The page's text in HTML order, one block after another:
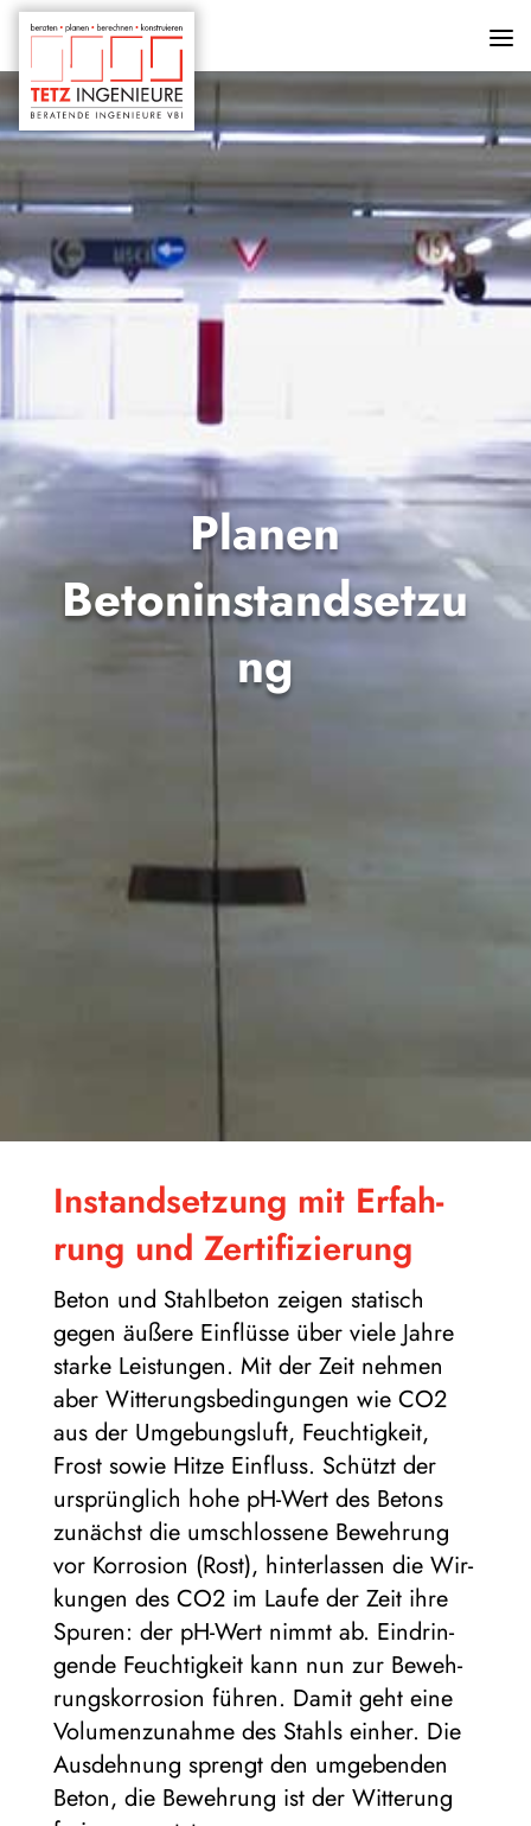
Pla­nen
Betoninstandsetzu
ng
Instand­set­zung mit Erfah­
rung und Zertifizierung
Beton und Stahl­be­ton zei­gen sta­tisch
gegen äußere Ein­flüsse über viele Jahre
starke Leis­tun­gen. Mit der Zeit neh­men
aber Wit­te­rungs­be­din­gun­gen wie CO2
aus der Umge­bungs­luft, Feuch­tig­keit,
Frost sowie Hitze Ein­fluss. Schützt der
ursprüng­lich hohe pH-Wert des Betons
zunächst die umschlos­sene Beweh­rung
vor Kor­ro­sion (Rost), hin­ter­las­sen die Wir­
kun­gen des CO2 im Laufe der Zeit ihre
Spu­ren: der pH-Wert nimmt ab. Ein­drin­
gende Feuch­tig­keit kann nun zur Beweh­
rungs­kor­ro­sion füh­ren. Damit geht eine
Volu­men­zu­nahme des Stahls ein­her. Die
Aus­deh­nung sprengt den umge­ben­den
Beton, die Beweh­rung ist der Wit­te­rung